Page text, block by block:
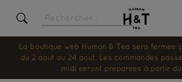
La boutique web Human & Tea sera fermée
du 2 août au 24 août. Les commandes
midi seront préparées à partir du